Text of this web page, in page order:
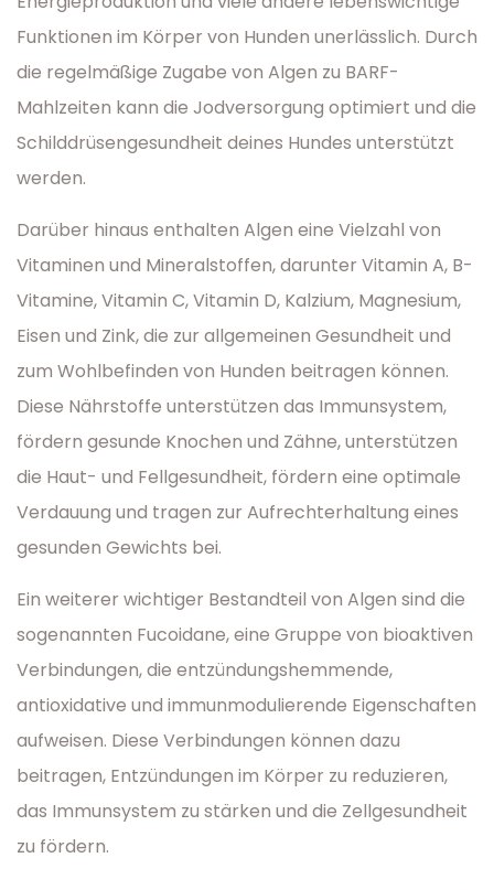
Funktionen im Körper von Hunden unerlässlich. Durch
die regelmäßige Zugabe von Algen zu BARF-
Mahlzeiten kann die Jodversorgung optimiert und die
Schilddrüsengesundheit deines Hundes unterstützt
werden.
Darüber hinaus enthalten Algen eine Vielzahl von
Vitaminen und Mineralstoffen, darunter Vitamin A, B-
Vitamine, Vitamin C, Vitamin D, Kalzium, Magnesium,
Eisen und Zink, die zur allgemeinen Gesundheit und
zum Wohlbefinden von Hunden beitragen können.
Diese Nährstoffe unterstützen das Immunsystem,
fördern gesunde Knochen und Zähne, unterstützen
die Haut- und Fellgesundheit, fördern eine optimale
Verdauung und tragen zur Aufrechterhaltung eines
gesunden Gewichts bei.
Ein weiterer wichtiger Bestandteil von Algen sind die
sogenannten Fucoidane, eine Gruppe von bioaktiven
Verbindungen, die entzündungshemmende,
antioxidative und immunmodulierende Eigenschaften
aufweisen. Diese Verbindungen können dazu
beitragen, Entzündungen im Körper zu reduzieren,
das Immunsystem zu stärken und die Zellgesundheit
zu fördern.